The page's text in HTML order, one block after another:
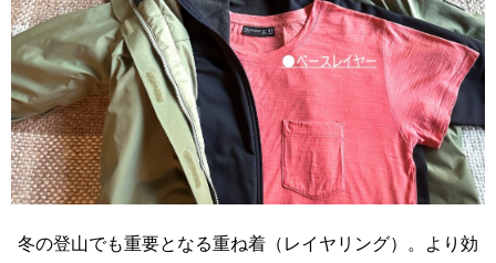
冬の登山でも重要となる重ね着（レイヤリング）。より効